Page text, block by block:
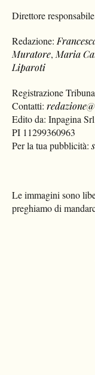
Direttore
Redazione:
Muratore, Maria
Liparoti
Registrazione
Contatti:
Edito da: Inpagina
PI 11299360963
Per la tua pubblicità:
Le immagini sono
preghiamo di